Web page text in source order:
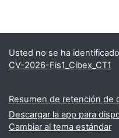
Usted no se ha
CV-2026-Fis1_Cibex_CT1
Resumen de retención de
Descargar la app para
Cambiar al tema estándar